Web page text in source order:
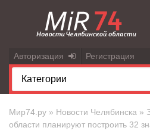
Авторизация Регистрация
Мир74.ру » Новости Челябинска »
области планируют построить 32